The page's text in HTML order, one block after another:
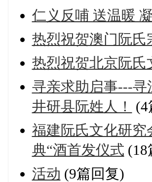
仁义反哺 送温暖
热烈祝贺澳门阮氏
热烈祝贺北京阮氏
寻亲求助启事---
井研县阮姓人！
(4
福建阮氏文化研
典“酒首发仪式 (18
活动 (9篇回复)